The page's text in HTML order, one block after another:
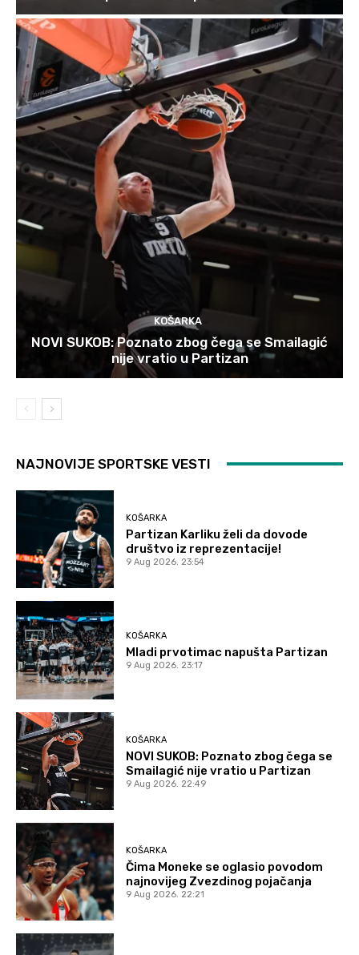
KOŠARKA
NOVI SUKOB: Poznato zbog čega se Smailagić
nije vratio u Partizan
NAJNOVIJE SPORTSKE VESTI
KOŠARKA
Partizan Karliku želi da dovode
društvo iz reprezentacije!
9 Aug 2026. 23:54
KOŠARKA
Mladi prvotimac napušta Partizan
9 Aug 2026. 23:17
KOŠARKA
NOVI SUKOB: Poznato zbog čega se
Smailagić nije vratio u Partizan
9 Aug 2026. 22:49
KOŠARKA
Čima Moneke se oglasio povodom
najnovijeg Zvezdinog pojačanja
9 Aug 2026. 22:21